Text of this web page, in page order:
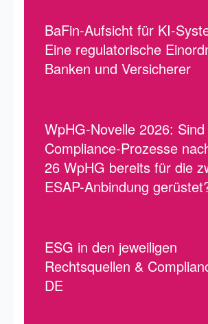
BaFin-Aufsicht für KI-
Eine regulatorische
Banken und Versicherer
WpHG-Novelle 2026:
Compliance-Prozesse
26 WpHG bereits für die
ESAP-Anbindung
ESG in den jeweiligen
Rechtsquellen &
DE